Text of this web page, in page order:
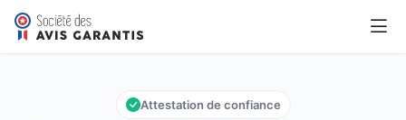
Confiserie Azuréenne
Note globale : 9,8 sur 10
9,8/10
Attestation de confiance